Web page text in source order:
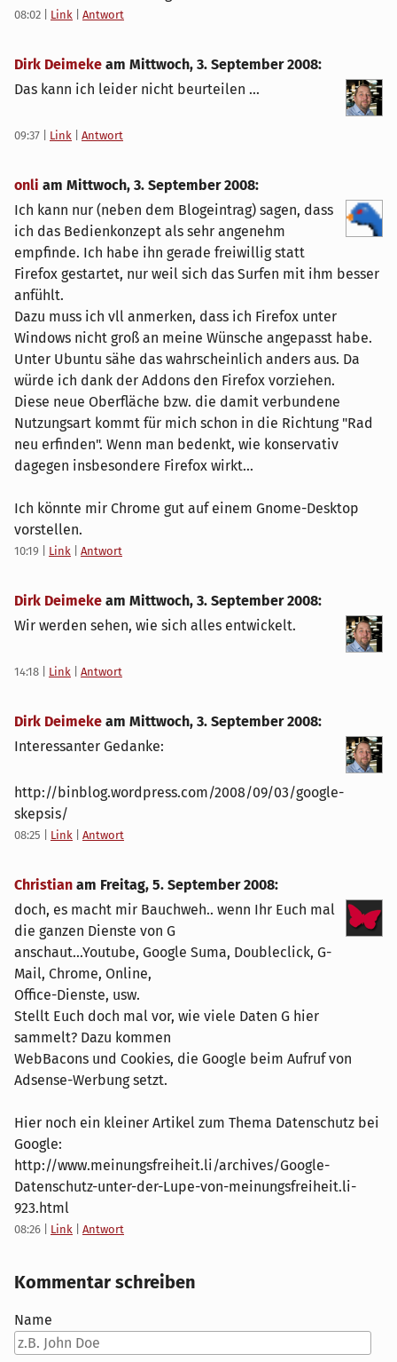
08:02 Link Antwort
Dirk Deimeke am Mittwoch, 3. September 2008:
Das kann ich leider nicht beurteilen ...
09:37 Link Antwort
onli am Mittwoch, 3. September 2008:
Ich kann nur (neben dem Blogeintrag) sagen, dass
ich das Bedienkonzept als sehr angenehm
empfinde. Ich habe ihn gerade freiwillig statt
Firefox gestartet, nur weil sich das Surfen mit ihm besser
anfühlt.
Dazu muss ich vll anmerken, dass ich Firefox unter
Windows nicht groß an meine Wünsche angepasst habe.
Unter Ubuntu sähe das wahrscheinlich anders aus. Da
würde ich dank der Addons den Firefox vorziehen.
Diese neue Oberfläche bzw. die damit verbundene
Nutzungsart kommt für mich schon in die Richtung "Rad
neu erfinden". Wenn man bedenkt, wie konservativ
dagegen insbesondere Firefox wirkt...
Ich könnte mir Chrome gut auf einem Gnome-Desktop
vorstellen.
10:19 Link Antwort
Dirk Deimeke am Mittwoch, 3. September 2008:
Wir werden sehen, wie sich alles entwickelt.
14:18 Link Antwort
Dirk Deimeke am Mittwoch, 3. September 2008:
Interessanter Gedanke:
http://binblog.wordpress.com/2008/09/03/google-
skepsis/
08:25 Link Antwort
Christian am Freitag, 5. September 2008:
doch, es macht mir Bauchweh.. wenn Ihr Euch mal
die ganzen Dienste von G
anschaut...Youtube, Google Suma, Doubleclick, G-
Mail, Chrome, Online,
Office-Dienste, usw.
Stellt Euch doch mal vor, wie viele Daten G hier
sammelt? Dazu kommen
WebBacons und Cookies, die Google beim Aufruf von
Adsense-Werbung setzt.
Hier noch ein kleiner Artikel zum Thema Datenschutz bei
Google:
http://www.meinungsfreiheit.li/archives/Google-
Datenschutz-unter-der-Lupe-von-meinungsfreiheit.li-
923.html
08:26 Link Antwort
Kommentar schreiben
Name